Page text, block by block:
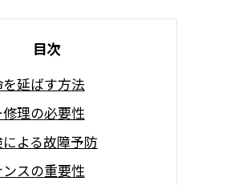
目次
延ばす方法
理の必要性
よる故障予防
スの重要性